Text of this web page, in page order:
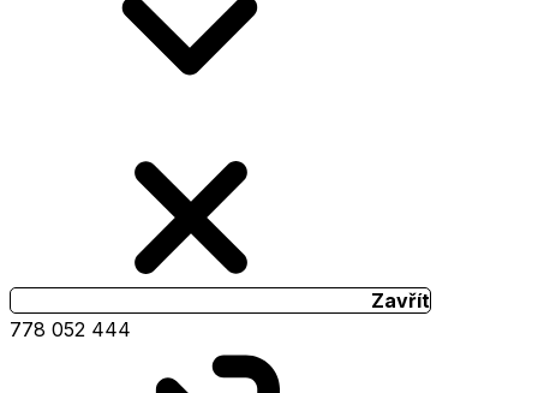
Zavřít
778 052 444